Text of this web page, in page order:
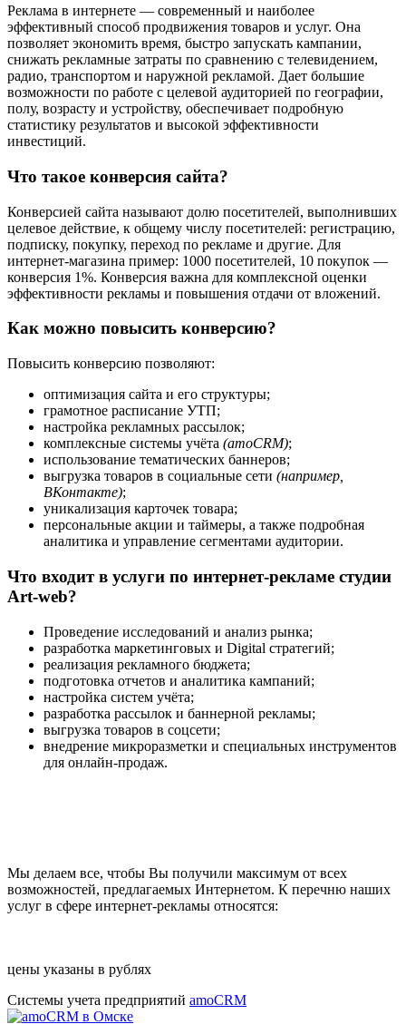
Реклама в интернете — современный и наиболее
эффективный способ продвижения товаров и услуг. Она
позволяет экономить время, быстро запускать кампании,
снижать рекламные затраты по сравнению с телевидением,
радио, транспортом и наружной рекламой. Дает большие
возможности по работе с целевой аудиторией по географии,
полу, возрасту и устройству, обеспечивает подробную
статистику результатов и высокой эффективности
инвестиций.
Что такое конверсия сайта?
Конверсией сайта называют долю посетителей, выполнивших
целевое действие, к общему числу посетителей: регистрацию,
подписку, покупку, переход по рекламе и другие. Для
интернет-магазина пример: 1000 посетителей, 10 покупок —
конверсия 1%. Конверсия важна для комплексной оценки
эффективности рекламы и повышения отдачи от вложений.
Как можно повысить конверсию?
Повысить конверсию позволяют:
оптимизация сайта и его структуры;
грамотное расписание УТП;
настройка рекламных рассылок;
комплексные системы учёта (amoCRM);
использование тематических баннеров;
выгрузка товаров в социальные сети (например,
ВКонтакте);
уникализация карточек товара;
персональные акции и таймеры, а также подробная
аналитика и управление сегментами аудитории.
Что входит в услуги по интернет-рекламе студии
Art-web?
Проведение исследований и анализ рынка;
разработка маркетинговых и Digital стратегий;
реализация рекламного бюджета;
подготовка отчетов и аналитика кампаний;
настройка систем учёта;
разработка рассылок и баннерной рекламы;
выгрузка товаров в соцсети;
внедрение микроразметки и специальных инструментов
для онлайн-продаж.
Мы делаем все, чтобы Вы получили максимум от всех
возможностей, предлагаемых Интернетом. К перечню наших
услуг в сфере интернет-рекламы относятся:
цены указаны в рублях
Системы учета предприятий amoCRM